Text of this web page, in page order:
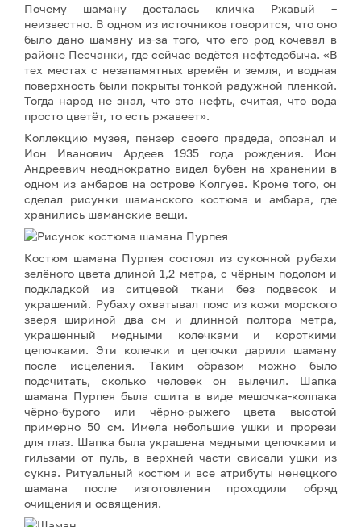
Почему шаману досталась кличка Ржавый –
неизвестно. В одном из источников говорится, что оно
было дано шаману из-за того, что его род кочевал в
районе Песчанки, где сейчас ведётся нефтедобыча. «В
тех местах с незапамятных времён и земля, и водная
поверхность были покрыты тонкой радужной пленкой.
Тогда народ не знал, что это нефть, считая, что вода
просто цветёт, то есть ржавеет».
Коллекцию музея, пензер своего прадеда, опознал и
Ион Иванович Ардеев 1935 года рождения. Ион
Андреевич неоднократно видел бубен на хранении в
одном из амбаров на острове Колгуев. Кроме того, он
сделал рисунки шаманского костюма и амбара, где
хранились шаманские вещи.
Костюм шамана Пурпея состоял из суконной рубахи
зелёного цвета длиной 1,2 метра, с чёрным подолом и
подкладкой из ситцевой ткани без подвесок и
украшений. Рубаху охватывал пояс из кожи морского
зверя шириной два см и длинной полтора метра,
украшенный медными колечками и короткими
цепочками. Эти колечки и цепочки дарили шаману
после исцеления. Таким образом можно было
подсчитать, сколько человек он вылечил. Шапка
шамана Пурпея была сшита в виде мешочка-колпака
чёрно-бурого или чёрно-рыжего цвета высотой
примерно 50 см. Имела небольшие ушки и прорези
для глаз. Шапка была украшена медными цепочками и
гильзами от пуль, в верхней части свисали ушки из
сукна. Ритуальный костюм и все атрибуты ненецкого
шамана после изготовления проходили обряд
очищения и освящения.